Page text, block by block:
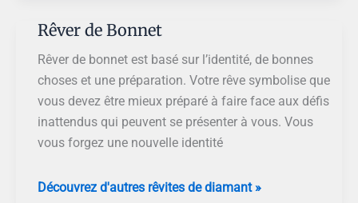
Blanc
Rêver de Bonnet
Rêver de bonnet est basé sur l’identité, de bonnes
choses et une préparation. Votre rêve symbolise que
vous devez être mieux préparé à faire face aux défis
inattendus qui peuvent se présenter à vous. Vous
vous forgez une nouvelle identité
Rêver
Découvrez d'autres rêvites de diamant »